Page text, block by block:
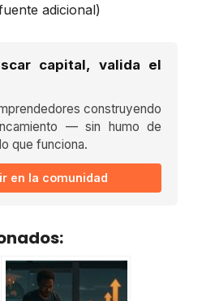
adicional)
capital, valida el
construyendo
— sin humo de
que funciona.
en la comunidad